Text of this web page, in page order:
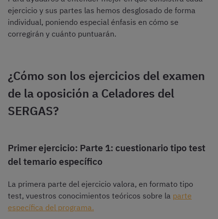
ejercicio y sus partes las hemos desglosado de forma
individual, poniendo especial énfasis en cómo se
corregirán y cuánto puntuarán.
¿Cómo son los ejercicios del examen
de la oposición a Celadores del
SERGAS?
Primer ejercicio: Parte 1: cuestionario tipo test
del temario específico
La primera parte del ejercicio valora, en formato tipo
test, vuestros conocimientos teóricos sobre la parte
específica del programa.